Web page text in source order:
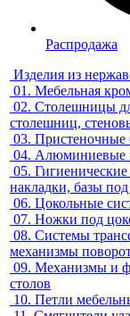
Распродажа
Изделия из
01. Мебельная
02. Столешницы
столешниц,
03. Пристеночные
04. Алюминиевые
05.
накладки, базы
06. Цокольные
07. Ножки под
08. Системы
механизмы
09. Механизмы и
столов
10. Петли